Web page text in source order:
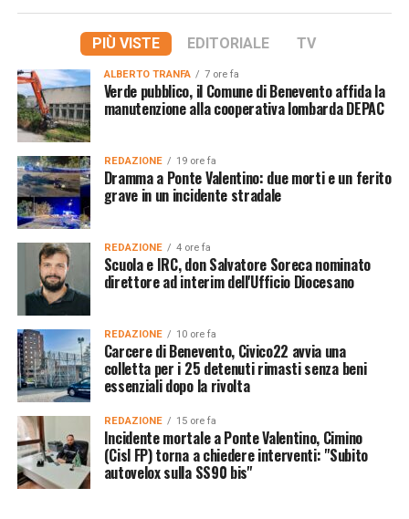
PIÙ VISTE EDITORIALE TV
ALBERTO TRANFA 7 ore fa
Verde pubblico, il Comune di Benevento affida la
manutenzione alla cooperativa lombarda DEPAC
REDAZIONE 19 ore fa
Dramma a Ponte Valentino: due morti e un ferito
grave in un incidente stradale
REDAZIONE 4 ore fa
Scuola e IRC, don Salvatore Soreca nominato
direttore ad interim dell'Ufficio Diocesano
REDAZIONE 10 ore fa
Carcere di Benevento, Civico22 avvia una
colletta per i 25 detenuti rimasti senza beni
essenziali dopo la rivolta
REDAZIONE 15 ore fa
Incidente mortale a Ponte Valentino, Cimino
(Cisl FP) torna a chiedere interventi: "Subito
autovelox sulla SS90 bis"